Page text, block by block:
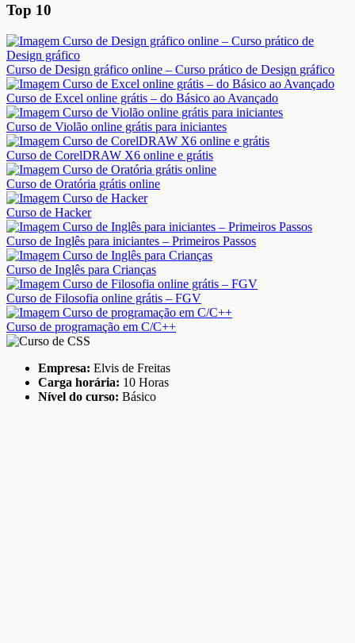
Top 10
Curso de Design gráfico online – Curso prático de Design gráfico
Curso de Excel online grátis – do Básico ao Avançado
Curso de Violão online grátis para iniciantes
Curso de CorelDRAW X6 online e grátis
Curso de Oratória grátis online
Curso de Hacker
Curso de Inglês para iniciantes – Primeiros Passos
Curso de Inglês para Crianças
Curso de Filosofia online grátis – FGV
Curso de programação em C/C++
Empresa: Elvis de Freitas
Carga horária: 10 Horas
Nível do curso: Básico